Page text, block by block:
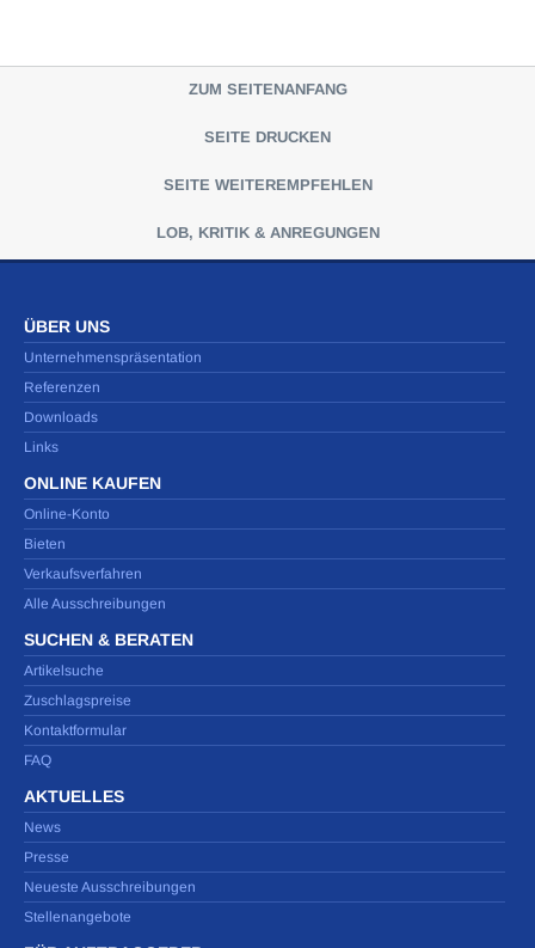
ZUM SEITENANFANG
SEITE DRUCKEN
SEITE WEITEREMPFEHLEN
LOB, KRITIK & ANREGUNGEN
ÜBER UNS
Unternehmenspräsentation
Referenzen
Downloads
Links
ONLINE KAUFEN
Online-Konto
Bieten
Verkaufsverfahren
Alle Ausschreibungen
SUCHEN & BERATEN
Artikelsuche
Zuschlagspreise
Kontaktformular
FAQ
AKTUELLES
News
Presse
Neueste Ausschreibungen
Stellenangebote